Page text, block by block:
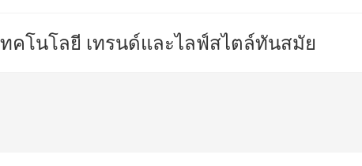
คโนโลยี เทรนด์และไลฟ์สไตล์ทันสมัย